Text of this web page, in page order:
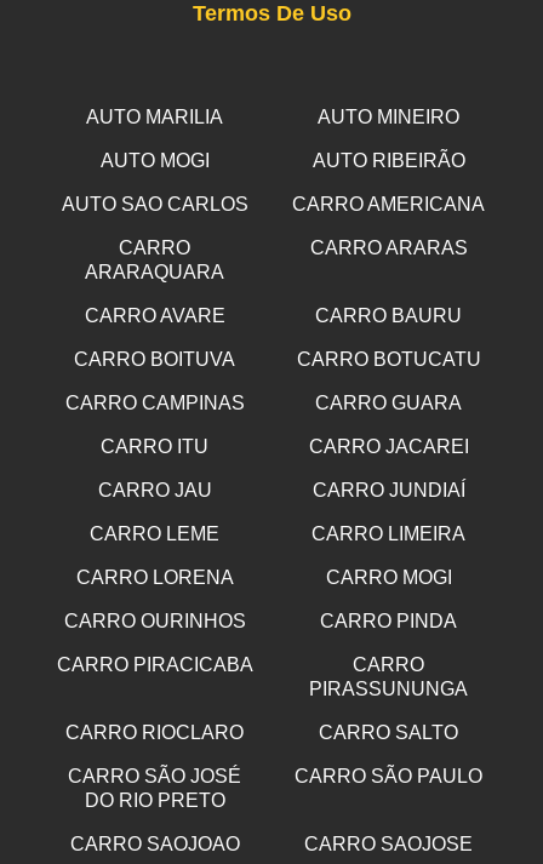
Termos De Uso
AUTO MARILIA AUTO MINEIRO
AUTO MOGI AUTO RIBEIRÃO
AUTO SAO CARLOS CARRO AMERICANA
CARRO
ARARAQUARA
CARRO ARARAS
CARRO AVARE CARRO BAURU
CARRO BOITUVA CARRO BOTUCATU
CARRO CAMPINAS CARRO GUARA
CARRO ITU CARRO JACAREI
CARRO JAU CARRO JUNDIAÍ
CARRO LEME CARRO LIMEIRA
CARRO LORENA CARRO MOGI
CARRO OURINHOS CARRO PINDA
CARRO PIRACICABA
CARRO
PIRASSUNUNGA
CARRO RIOCLARO CARRO SALTO
CARRO SÃO JOSÉ
DO RIO PRETO
CARRO SÃO PAULO
CARRO SAOJOAO CARRO SAOJOSE